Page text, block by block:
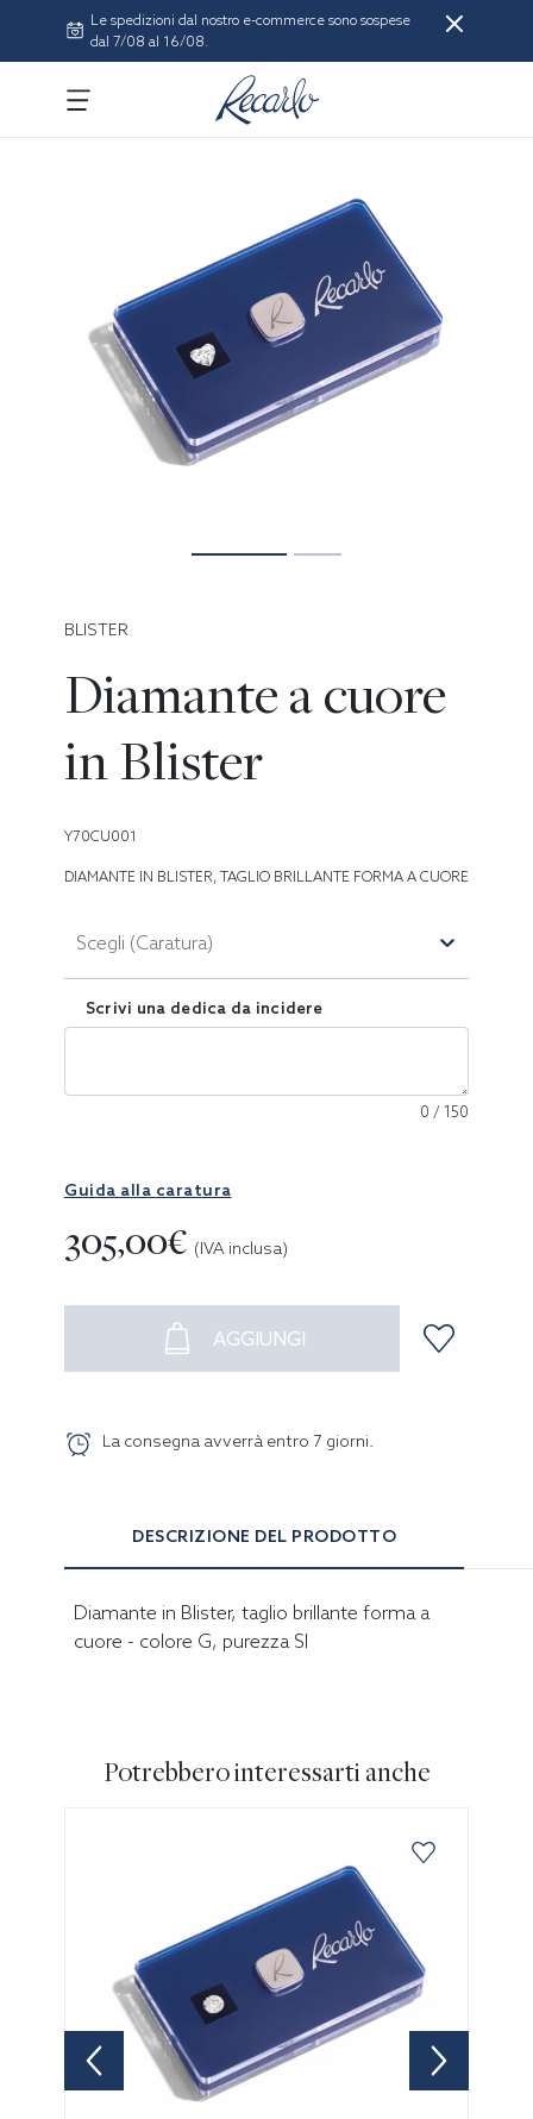
Le spedizioni dal nostro e-commerce sono sospese
dal 7/08 al 16/08.
BLISTER
Diamante a cuore
in Blister
Y70CU001
DIAMANTE IN BLISTER, TAGLIO BRILLANTE FORMA A CUORE
Scegli (Caratura)
0 /150
Scrivi una dedica da incidere
Guida alla caratura
305,00€ (IVA inclusa)
AGGIUNGI
La consegna avverrà entro 7 giorni.
DESCRIZIONE DEL PRODOTTO
Diamante in Blister, taglio brillante forma a
cuore - colore G, purezza SI
Potrebbero interessarti anche